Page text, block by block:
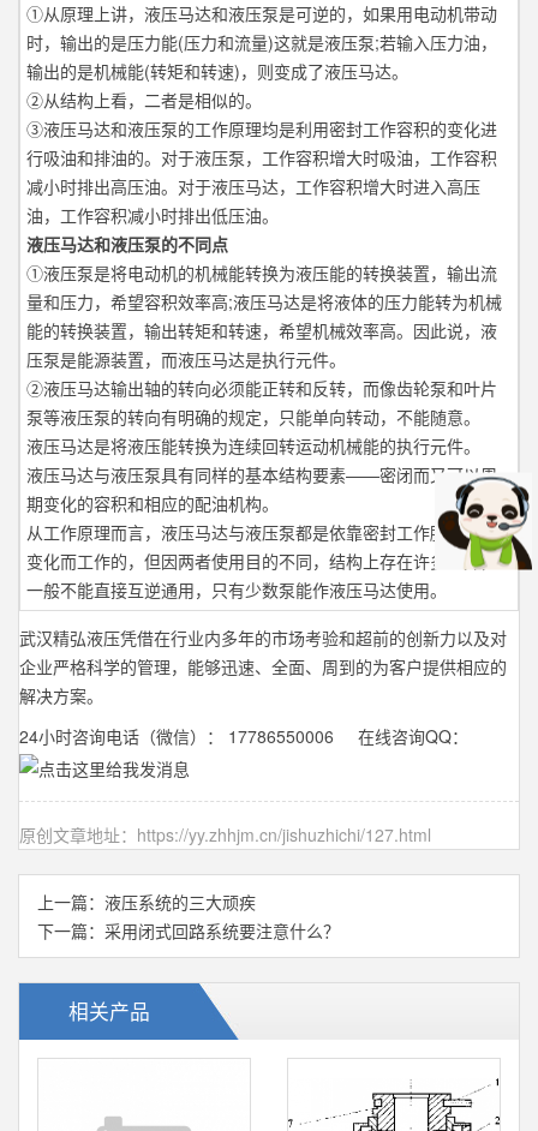
①从原理上讲，液压马达和液压泵是可逆的，如果用电动机带动
时，输出的是压力能(压力和流量)这就是液压泵;若输入压力油，
输出的是机械能(转矩和转速)，则变成了液压马达。
②从结构上看，二者是相似的。
③液压马达和液压泵的工作原理均是利用密封工作容积的变化进
行吸油和排油的。对于液压泵，工作容积增大时吸油，工作容积
减小时排出高压油。对于液压马达，工作容积增大时进入高压
油，工作容积减小时排出低压油。
液压马达和液压泵的不同点
①液压泵是将电动机的机械能转换为液压能的转换装置，输出流
量和压力，希望容积效率高;液压马达是将液体的压力能转为机械
能的转换装置，输出转矩和转速，希望机械效率高。因此说，液
压泵是能源装置，而液压马达是执行元件。
②液压马达输出轴的转向必须能正转和反转，而像齿轮泵和叶片
泵等液压泵的转向有明确的规定，只能单向转动，不能随意。
液压马达是将液压能转换为连续回转运动机械能的执行元件。
液压马达与液压泵具有同样的基本结构要素——密闭而又可以周
期变化的容积和相应的配油机构。
从工作原理而言，液压马达与液压泵都是依靠密封工作腔容积的
变化而工作的，但因两者使用目的不同，结构上存在许多差异，
一般不能直接互逆通用，只有少数泵能作液压马达使用。
武汉精弘液压凭借在行业内多年的市场考验和超前的创新力以及对
企业严格科学的管理，能够迅速、全面、周到的为客户提供相应的
解决方案。
24小时咨询电话（微信）： 17786550006 在线咨询QQ：
原创文章地址： https://yy.zhhjm.cn/jishuzhichi/127.html
上一篇： 液压系统的三大顽疾
下一篇： 采用闭式回路系统要注意什么？
相关产品